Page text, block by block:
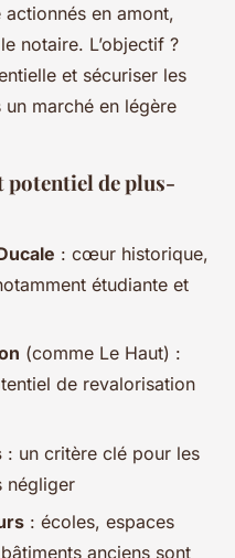
en amont,
notaire. L’objectif ?
et sécuriser les
marché en légère
de plus-
: cœur historique,
étudiante et
(comme Le Haut) :
de revalorisation
: un critère clé pour les
négliger
: écoles, espaces
anciens sont